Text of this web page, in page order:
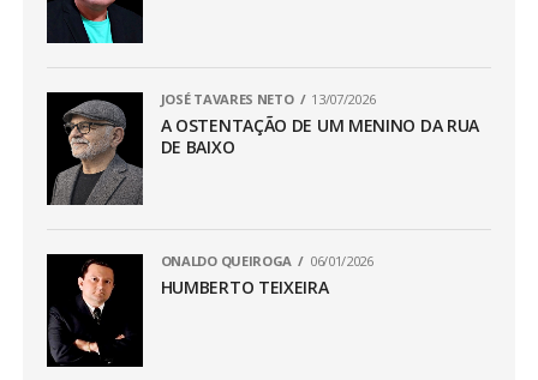
JOSÉ TAVARES NETO 13/07/2026
A OSTENTAÇÃO DE UM MENINO DA RUA
DE BAIXO
ONALDO QUEIROGA 06/01/2026
HUMBERTO TEIXEIRA